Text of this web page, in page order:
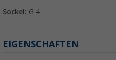
Sockel: G 4
EIGENSCHAFTEN